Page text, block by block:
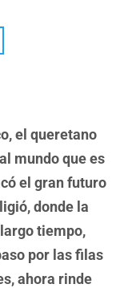
el queretano
mundo que es
el gran futuro
donde la
tiempo,
por las filas
ahora rinde